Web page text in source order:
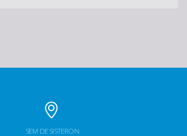
SEM DE SISTERON